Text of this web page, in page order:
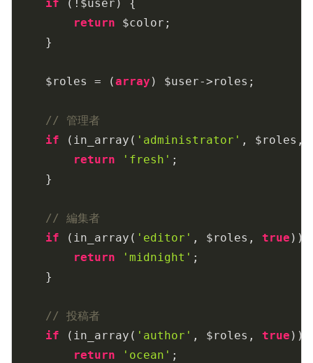
if (!$user) {
return $color;
    }
    $roles = (
array ) $user->roles;
// 管理者
if (in_array( 'administrator' , $roles,
return
'fresh' ;
    }
// 編集者
if (in_array( 'editor' , $roles, true ))
return
'midnight' ;
    }
// 投稿者
if (in_array( 'author' , $roles, true ))
return
'ocean' ;